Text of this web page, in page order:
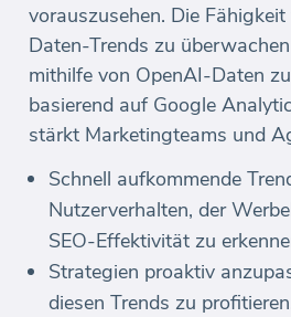
vorauszusehen. Die
Daten-Trends zu
mithilfe von OpenAI-Daten
basierend auf Google
stärkt Marketingteams und
Schnell aufkommende
Nutzerverhalten, der
SEO-Effektivität zu
Strategien proaktiv
diesen Trends zu